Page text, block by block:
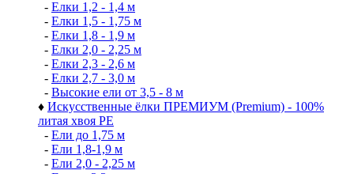
- Елки 1,2 - 1,4 м
- Елки 1,5 - 1,75 м
- Елки 1,8 - 1,9 м
- Елки 2,0 - 2,25 м
- Елки 2,3 - 2,6 м
- Елки 2,7 - 3,0 м
- Высокие ели от 3,5 - 8 м
♦ Искусственные ёлки ПРЕМИУМ (Premium) - 100%
литая хвоя РЕ
- Ели до 1,75 м
- Ели 1,8-1,9 м
- Ели 2,0 - 2,25 м